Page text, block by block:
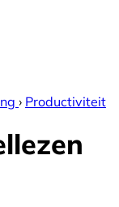
› Productiviteit